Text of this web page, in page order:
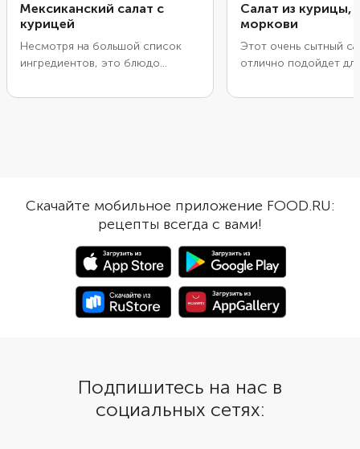
Мексиканский салат с
курицей
Несмотря на большой список
ингредиентов, это блюдо
В составе много специй и
лепешкам. При желании
замените тортильи большими
тарталетками. Получится
оригинально, красиво и удобно.
Салат из курицы,
моркови
Этот очень сытный
отлично подойдет
грудка, и фасоль, и
Ее пряный вкус
подойдет к аромату
фасоли и моркови
Скачайте мобильное приложение FOOD.RU:
рецепты всегда с вами!
Подпишитесь на нас в
социальных сетях: